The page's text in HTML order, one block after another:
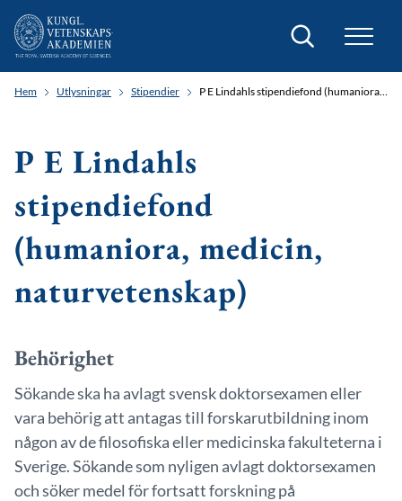
Sök
Hem Utlysningar Stipendier P E Lindahls stipendiefond (humaniora, medicin, naturvetenskap)
P E Lindahls
stipendiefond
(humaniora, medicin,
naturvetenskap)
Behörighet
Sökande ska ha avlagt svensk doktorsexamen eller
vara behörig att antagas till forskarutbildning inom
någon av de filosofiska eller medicinska fakulteterna i
Sverige. Sökande som nyligen avlagt doktorsexamen
och söker medel för fortsatt forskning på